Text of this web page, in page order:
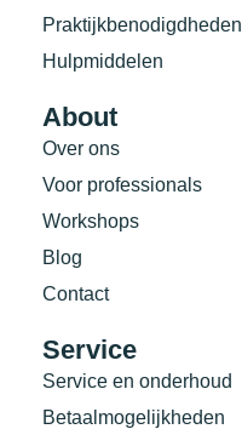
Praktijkbenodigdheden
Hulpmiddelen
About
Over ons
Voor professionals
Workshops
Blog
Contact
Service
Service en onderhoud
Betaalmogelijkheden